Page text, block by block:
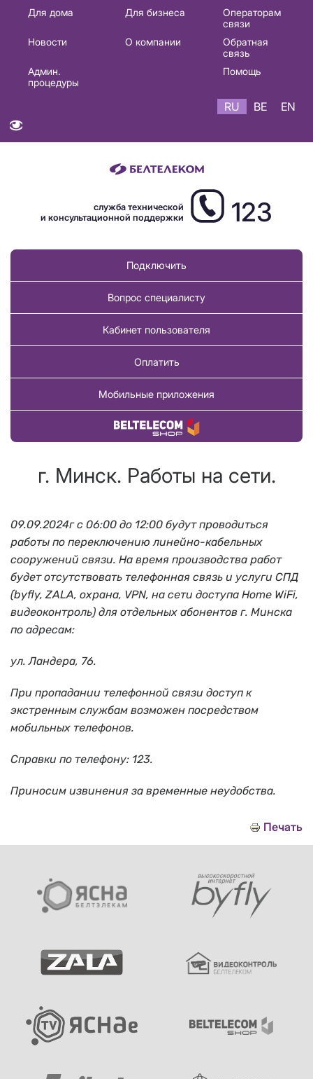
Основная
навигация
Для дома Для бизнеса
Операторам
связи
Новости
О компании
Обратная
связь
Админ.
процедуры
Помощь
RU BE EN
служба технической
и консультационной поддержки
123
Подключить
Вопрос специалисту
Кабинет пользователя
Оплатить
Мобильные приложения
Купить товар
г. Минск. Работы на сети.
09.09.2024г с 06:00 до 12:00 будут проводиться
работы по переключению линейно-кабельных
сооружений связи. На время производства работ
будет отсутствовать телефонная связь и услуги СПД
(byfly, ZALA, охрана, VPN, на сети доступа Home WiFi,
видеоконтроль) для отдельных абонентов г. Минска
по адресам:
ул. Ландера, 76.
При пропадании телефонной связи доступ к
экстренным службам возможен посредством
мобильных телефонов.
Справки по телефону: 123.
Приносим извинения за временные неудобства.
Печать